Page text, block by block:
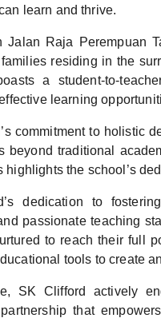
learn and thrive.
Jalan Raja Perempuan
residing in the
a student-to-
learning
commitment to holistic
beyond traditional
highlights the school’s
dedication to
passionate teaching
to reach their full
tools to create
SK Clifford actively
that